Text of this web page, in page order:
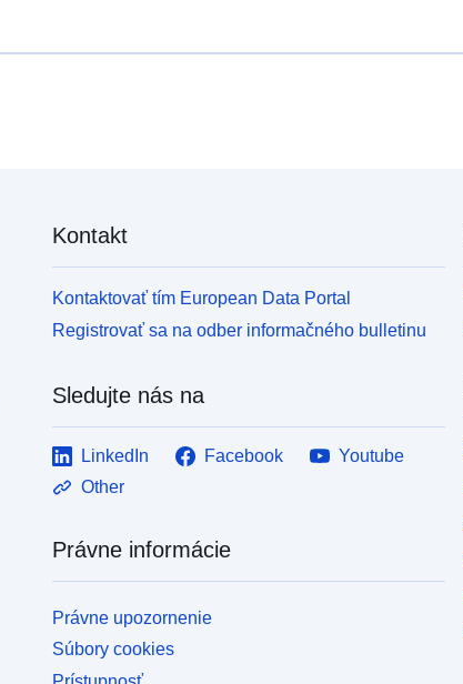
Kontakt
Kontaktovať tím European Data Portal
Registrovať sa na odber informačného bulletinu
Sledujte nás na
LinkedIn Facebook
Youtube
Other
Právne informácie
Právne upozornenie
Súbory cookies